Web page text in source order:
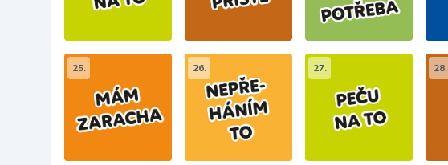
25. 26. 27. 28.